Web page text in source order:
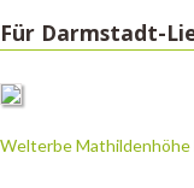
Für Darmstadt-
Welterbe Mathildenhöhe